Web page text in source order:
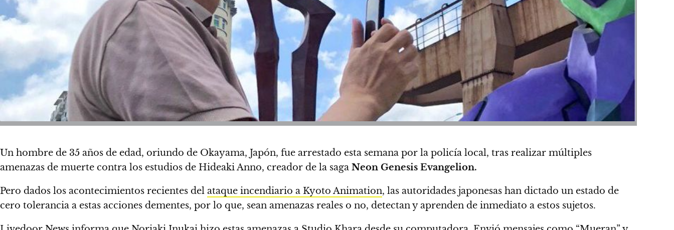
Un hombre de 35 años de edad, oriundo de Okayama, Japón, fue arrestado esta semana por la policía local, tras realizar múltiples
amenazas de muerte contra los estudios de Hideaki Anno, creador de la saga Neon Genesis Evangelion.
Pero dados los acontecimientos recientes del ataque incendiario a Kyoto Animation, las autoridades japonesas han dictado un estado de
cero tolerancia a estas acciones dementes, por lo que, sean amenazas reales o no, detectan y aprenden de inmediato a estos sujetos.